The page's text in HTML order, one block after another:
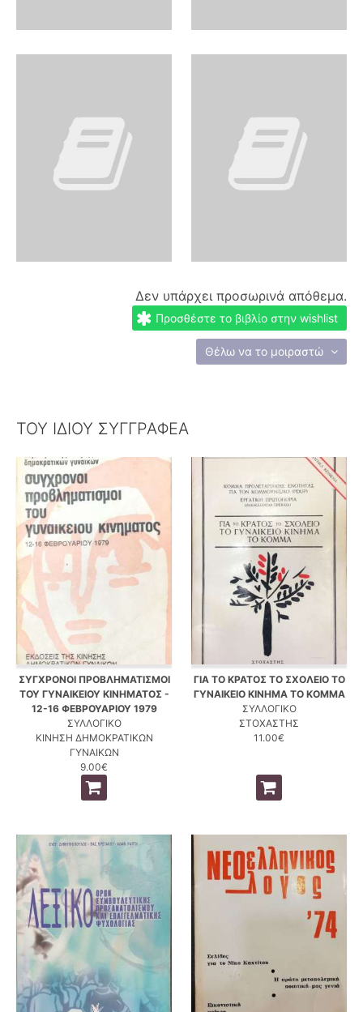
Δεν υπάρχει προσωρινά απόθεμα.
Προσθέστε το βιβλίο στην wishlist
Θέλω να το μοιραστώ
ΤΟΥ ΙΔΙΟΥ ΣΥΓΓΡΑΦΕΑ
ΣΥΓΧΡΟΝΟΙ ΠΡΟΒΛΗΜΑΤΙΣΜΟΙ
ΤΟΥ ΓΥΝΑΙΚΕΙΟΥ ΚΙΝΗΜΑΤΟΣ -
12-16 ΦΕΒΡΟΥΑΡΙΟΥ 1979
ΣΥΛΛΟΓΙΚΟ
ΚΙΝΗΣΗ ΔΗΜΟΚΡΑΤΙΚΩΝ
ΓΥΝΑΙΚΩΝ
9.00€
ΓΙΑ ΤΟ ΚΡΑΤΟΣ ΤΟ ΣΧΟΛΕΙΟ ΤΟ
ΓΥΝΑΙΚΕΙΟ ΚΙΝΗΜΑ ΤΟ ΚΟΜΜΑ
ΣΥΛΛΟΓΙΚΟ
ΣΤΟΧΑΣΤΗΣ
11.00€